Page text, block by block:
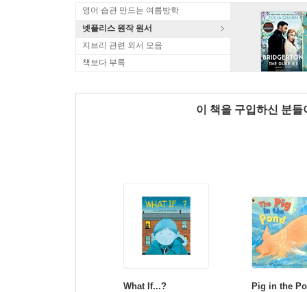
영어 습관 만드는 여름방학
넷플리스 원작 원서
지브리 관련 외서 모음
책보다 부록
이 책을 구입하신 분
What If...? Pig in the